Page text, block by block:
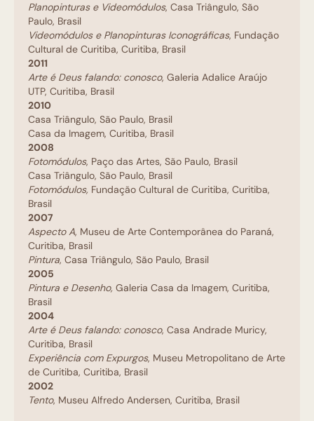
Planopinturas e Videomódulos, Casa Triângulo, São
Paulo, Brasil
Videomódulos e Planopinturas Iconográficas, Fundação
Cultural de Curitiba, Curitiba, Brasil
2011
Arte é Deus falando: conosco, Galeria Adalice Araújo
UTP, Curitiba, Brasil
2010
Casa Triângulo, São Paulo, Brasil
Casa da Imagem, Curitiba, Brasil
2008
Fotomódulos, Paço das Artes, São Paulo, Brasil
Casa Triângulo, São Paulo, Brasil
Fotomódulos, Fundação Cultural de Curitiba, Curitiba,
Brasil
2007
Aspecto A, Museu de Arte Contemporânea do Paraná,
Curitiba, Brasil
Pintura, Casa Triângulo, São Paulo, Brasil
2005
Pintura e Desenho, Galeria Casa da Imagem, Curitiba,
Brasil
2004
Arte é Deus falando: conosco, Casa Andrade Muricy,
Curitiba, Brasil
Experiência com Expurgos, Museu Metropolitano de Arte
de Curitiba, Curitiba, Brasil
2002
Tento, Museu Alfredo Andersen, Curitiba, Brasil